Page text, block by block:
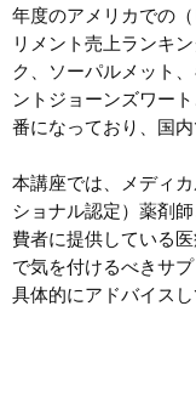
年度のアメリカでの
リメント売上ランキ
ク、ソーパルメット
ントジョーンズワー
番になっており、国
本講座では、メディ
ショナル認定）薬剤
費者に提供している
で気を付けるべきサ
具体的にアドバイス